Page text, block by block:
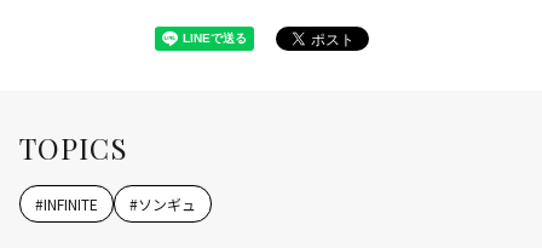
TOPICS
#INFINITE #ソンギュ